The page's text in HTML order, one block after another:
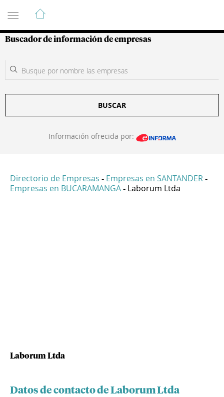
Guía de Empresas Colombianas
Buscador de información de empresas
BUSCAR
Información ofrecida por:
Directorio de Empresas - Empresas en SANTANDER -
Empresas en BUCARAMANGA - Laborum Ltda
Laborum Ltda
Datos de contacto de Laborum Ltda